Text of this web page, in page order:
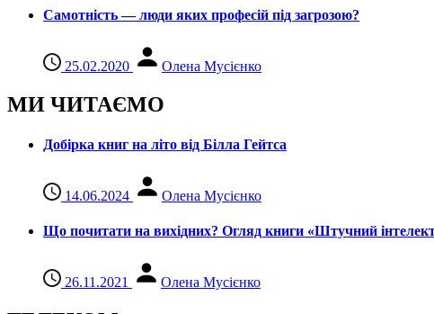
Самотність — люди яких професій під загрозою?
25.02.2020 Олена Мусієнко
МИ ЧИТАЄМО
Добірка книг на літо від Білла Гейтса
14.06.2024 Олена Мусієнко
Що почитати на вихідних? Огляд книги «Штучний
26.11.2021 Олена Мусієнко